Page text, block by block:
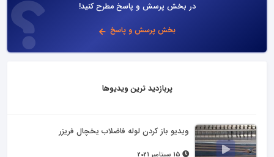
در بخش پرسش و پاسخ مطرح کنید!
بخش پرسش و پاسخ
پربازدید ترین ویدیوها
ویدیو باز کردن لوله فاضلاب یخچال فریزر